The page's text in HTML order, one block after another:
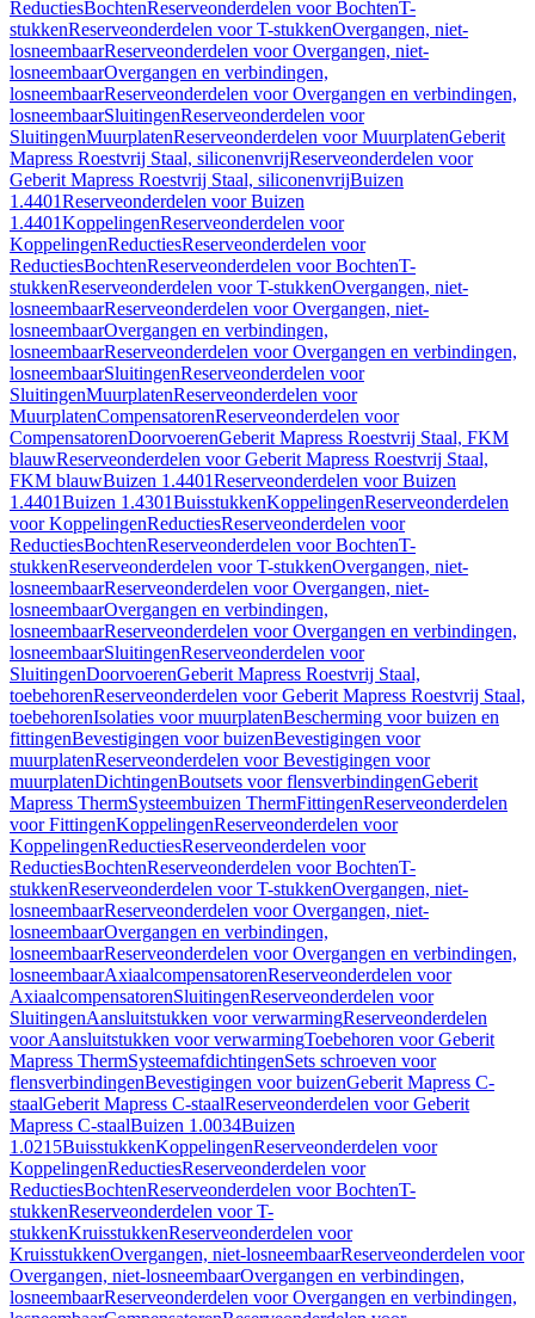
ReductiesBochtenReserveonderdelen voor BochtenT-
stukkenReserveonderdelen voor T-stukkenOvergangen, niet-
losneembaarReserveonderdelen voor Overgangen, niet-
losneembaarOvergangen en verbindingen,
losneembaarReserveonderdelen voor Overgangen en verbindingen,
losneembaarSluitingenReserveonderdelen voor
SluitingenMuurplatenReserveonderdelen voor MuurplatenGeberit
Mapress Roestvrij Staal, siliconenvrijReserveonderdelen voor
Geberit Mapress Roestvrij Staal, siliconenvrijBuizen
1.4401Reserveonderdelen voor Buizen
1.4401KoppelingenReserveonderdelen voor
KoppelingenReductiesReserveonderdelen voor
ReductiesBochtenReserveonderdelen voor BochtenT-
stukkenReserveonderdelen voor T-stukkenOvergangen, niet-
losneembaarReserveonderdelen voor Overgangen, niet-
losneembaarOvergangen en verbindingen,
losneembaarReserveonderdelen voor Overgangen en verbindingen,
losneembaarSluitingenReserveonderdelen voor
SluitingenMuurplatenReserveonderdelen voor
MuurplatenCompensatorenReserveonderdelen voor
CompensatorenDoorvoerenGeberit Mapress Roestvrij Staal, FKM
blauwReserveonderdelen voor Geberit Mapress Roestvrij Staal,
FKM blauwBuizen 1.4401Reserveonderdelen voor Buizen
1.4401Buizen 1.4301BuisstukkenKoppelingenReserveonderdelen
voor KoppelingenReductiesReserveonderdelen voor
ReductiesBochtenReserveonderdelen voor BochtenT-
stukkenReserveonderdelen voor T-stukkenOvergangen, niet-
losneembaarReserveonderdelen voor Overgangen, niet-
losneembaarOvergangen en verbindingen,
losneembaarReserveonderdelen voor Overgangen en verbindingen,
losneembaarSluitingenReserveonderdelen voor
SluitingenDoorvoerenGeberit Mapress Roestvrij Staal,
toebehorenReserveonderdelen voor Geberit Mapress Roestvrij Staal,
toebehorenIsolaties voor muurplatenBescherming voor buizen en
fittingenBevestigingen voor buizenBevestigingen voor
muurplatenReserveonderdelen voor Bevestigingen voor
muurplatenDichtingenBoutsets voor flensverbindingenGeberit
Mapress ThermSysteembuizen ThermFittingenReserveonderdelen
voor FittingenKoppelingenReserveonderdelen voor
KoppelingenReductiesReserveonderdelen voor
ReductiesBochtenReserveonderdelen voor BochtenT-
stukkenReserveonderdelen voor T-stukkenOvergangen, niet-
losneembaarReserveonderdelen voor Overgangen, niet-
losneembaarOvergangen en verbindingen,
losneembaarReserveonderdelen voor Overgangen en verbindingen,
losneembaarAxiaalcompensatorenReserveonderdelen voor
AxiaalcompensatorenSluitingenReserveonderdelen voor
SluitingenAansluitstukken voor verwarmingReserveonderdelen
voor Aansluitstukken voor verwarmingToebehoren voor Geberit
Mapress ThermSysteemafdichtingenSets schroeven voor
flensverbindingenBevestigingen voor buizenGeberit Mapress C-
staalGeberit Mapress C-staalReserveonderdelen voor Geberit
Mapress C-staalBuizen 1.0034Buizen
1.0215BuisstukkenKoppelingenReserveonderdelen voor
KoppelingenReductiesReserveonderdelen voor
ReductiesBochtenReserveonderdelen voor BochtenT-
stukkenReserveonderdelen voor T-
stukkenKruisstukkenReserveonderdelen voor
KruisstukkenOvergangen, niet-losneembaarReserveonderdelen voor
Overgangen, niet-losneembaarOvergangen en verbindingen,
losneembaarReserveonderdelen voor Overgangen en verbindingen,